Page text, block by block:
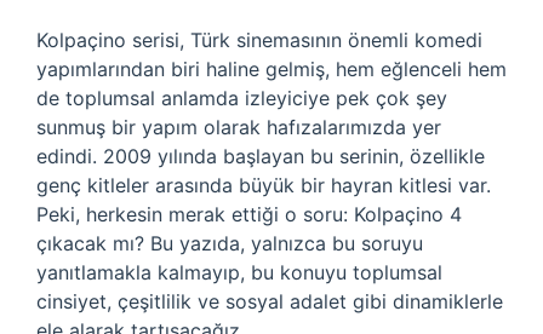
Kolpaçino serisi, Türk sinemasının önemli komedi
yapımlarından biri haline gelmiş, hem eğlenceli hem
de toplumsal anlamda izleyiciye pek çok şey
sunmuş bir yapım olarak hafızalarımızda yer
edindi. 2009 yılında başlayan bu serinin, özellikle
genç kitleler arasında büyük bir hayran kitlesi var.
Peki, herkesin merak ettiği o soru: Kolpaçino 4
çıkacak mı? Bu yazıda, yalnızca bu soruyu
yanıtlamakla kalmayıp, bu konuyu toplumsal
cinsiyet, çeşitlilik ve sosyal adalet gibi dinamiklerle